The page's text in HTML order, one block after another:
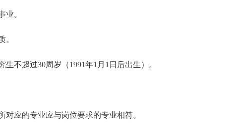
业。
。
生不超过30周岁（1991年1 月 1 日后出生）。
应的专业应与岗位要求的专业相符。